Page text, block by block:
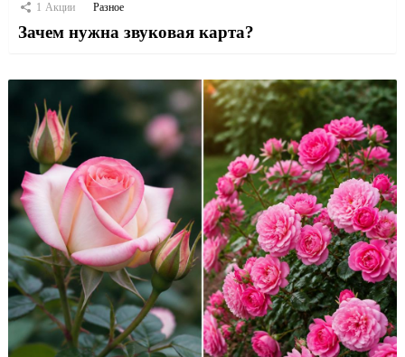
1 Акции Разное
Зачем нужна звуковая карта?